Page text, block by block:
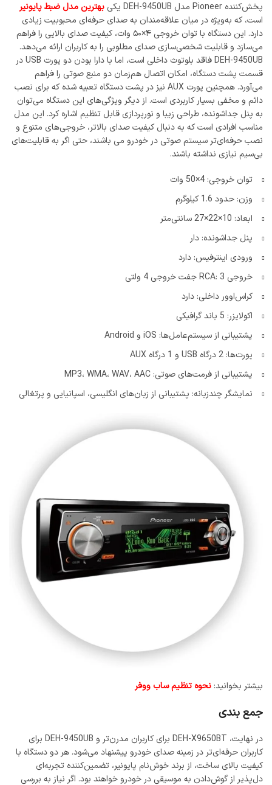
پخش‌کننده Pioneer مدل DEH-9450UB یکی
بهترین مدل ضبط پایونیر
است، که به‌ویژه در میان علاقه‌مندان به صدای حرفه‌ای محبوبیت زیادی
دارد. این دستگاه با توان خروجی ۴×۵۰ وات، کیفیت صدای بالایی را فراهم
می‌سازد و قابلیت شخصی‌سازی صدای مطلوبی را به کاربران ارائه می‌دهد.
DEH-9450UB فاقد بلوتوث داخلی است، اما با دارا بودن دو پورت USB در
قسمت پشت دستگاه، امکان اتصال هم‌زمان دو منبع صوتی را فراهم
می‌آورد. همچنین پورت AUX نیز در پشت دستگاه تعبیه شده که برای نصب
دائم و مخفی بسیار کاربردی است. از دیگر ویژگی‌های این دستگاه می‌توان
به پنل جداشونده، طراحی زیبا و نورپردازی قابل تنظیم اشاره کرد. این مدل
مناسب افرادی است که به دنبال کیفیت صدای بالاتر، خروجی‌های متنوع و
نصب حرفه‌ای‌تر سیستم صوتی در خودرو می باشند، حتی اگر به قابلیت‌های
بی‌سیم نیازی نداشته باشند.
توان خروجی: 4×50 وات
وزن: حدود 1.6 کیلوگرم
ابعاد: 10×22×27 سانتی‌متر
پنل جداشونده: دار
ورودی اینترفیس: دارد
خروجی RCA: 3 جفت خروجی 4 ولتی
کراس‌اوور داخلی: دارد
اکولایزر: 5 باند گرافیکی
پشتیبانی از سیستم‌عامل‌ها: iOS و Android
پورت‌ها: 2 درگاه USB و 1 درگاه AUX
پشتیبانی از فرمت‌های صوتی: MP3، WMA، WAV، AAC
نمایشگر چندزبانه: پشتیبانی از زبان‌های انگلیسی، اسپانیایی و پرتغالی
بیشتر بخوانید: نحوه تنظیم ساب ووفر
جمع بندی
در نهایت، DEH-X9650BT برای کاربران مدرن‌تر و DEH-9450UB برای
کاربران حرفه‌ای‌تر در زمینه صدای خودرو پیشنهاد می‌شود. هر دو دستگاه با
کیفیت بالای ساخت، از برند خوش‌نام پایونیر، تضمین‌کننده تجربه‌ای
دل‌پذیر از گوش‌دادن به موسیقی در خودرو خواهند بود. اگر نیاز به بررسی